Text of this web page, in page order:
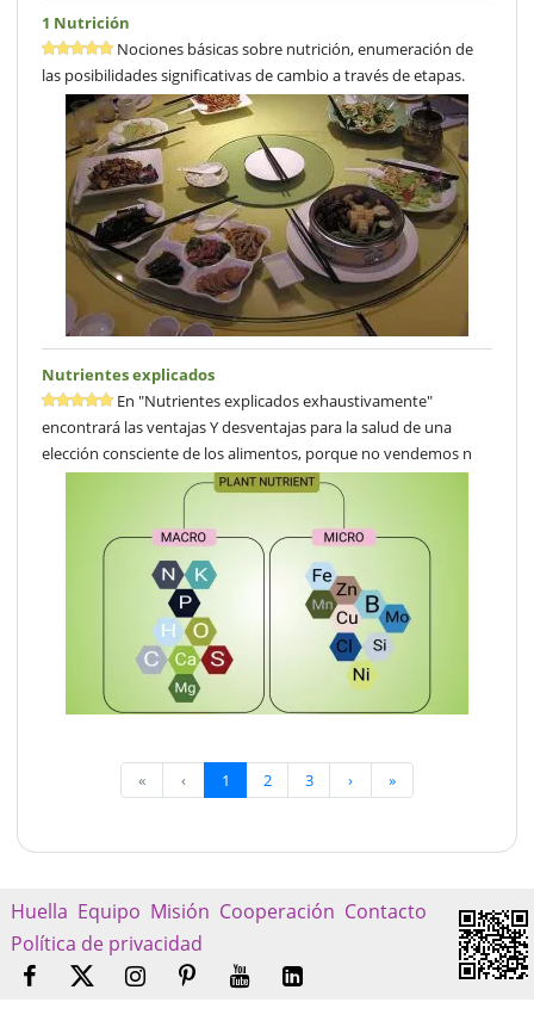
1 Nutrición
Nociones básicas sobre nutrición, enumeración de
las posibilidades significativas de cambio a través de etapas.
Nutrientes explicados
En "Nutrientes explicados exhaustivamente"
encontrará las ventajas Y desventajas para la salud de una
elección consciente de los alimentos, porque no vendemos n
« ‹ 1 2 3 › »
Huella Equipo Misión Cooperación Contacto
Política de privacidad